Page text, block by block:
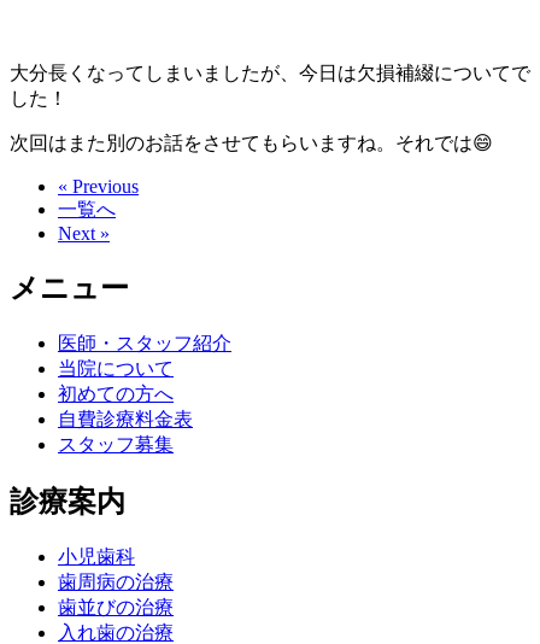
大分長くなってしまいましたが、今日は欠損補綴についてで
した！
次回はまた別のお話をさせてもらいますね。それでは😄
« Previous
一覧へ
Next »
メニュー
医師・スタッフ紹介
当院について
初めての方へ
自費診療料金表
スタッフ募集
診療案内
小児歯科
歯周病の治療
歯並びの治療
入れ歯の治療